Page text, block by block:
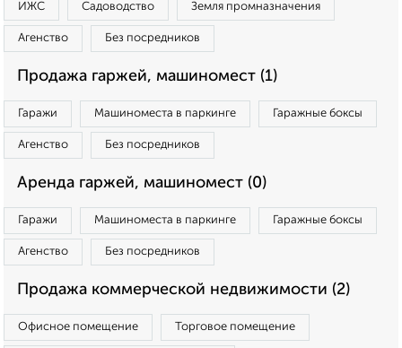
ИЖС Садоводство Земля промназначения
Агенство Без посредников
Продажа гаржей, машиномест (1)
Гаражи Машиноместа в паркинге Гаражные боксы
Агенство Без посредников
Аренда гаржей, машиномест (0)
Гаражи Машиноместа в паркинге Гаражные боксы
Агенство Без посредников
Продажа коммерческой недвижимости (2)
Офисное помещение Торговое помещение